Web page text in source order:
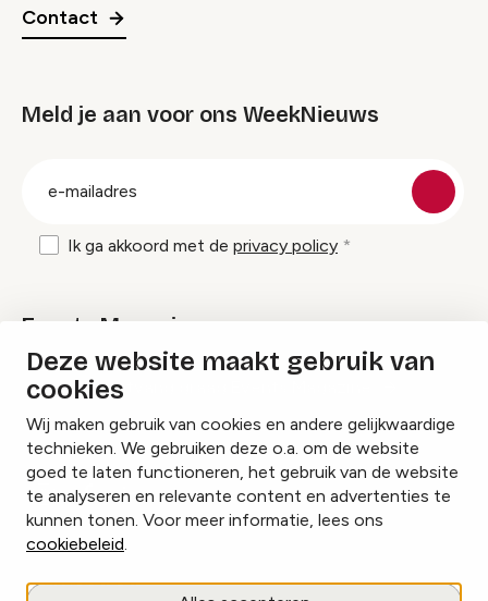
Deze website maakt gebruik van
cookies
Wij maken gebruik van cookies en andere gelijkwaardige
technieken. We gebruiken deze o.a. om de website
goed te laten functioneren, het gebruik van de website
te analyseren en relevante content en advertenties te
kunnen tonen. Voor meer informatie, lees ons
cookiebeleid.
Contact
Meld je aan voor ons WeekNieuws
Ik ga akkoord met de privacy policy
Events Magazine
Ik ontvang graag Events Magazine
InstagramFacebookLinkedIn
Cookies beheren